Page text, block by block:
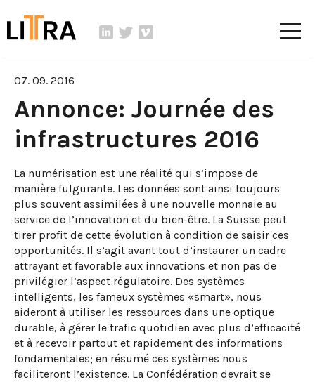
07. 09. 2016
Annonce: Journée des
infrastructures 2016
La numérisation est une réalité qui s’impose de
manière fulgurante. Les données sont ainsi toujours
plus souvent assimilées à une nouvelle monnaie au
service de l’innovation et du bien-être. La Suisse peut
tirer profit de cette évolution à condition de saisir ces
opportunités. Il s’agit avant tout d’instaurer un cadre
attrayant et favorable aux innovations et non pas de
privilégier l’aspect régulatoire. Des systèmes
intelligents, les fameux systèmes «smart», nous
aideront à utiliser les ressources dans une optique
durable, à gérer le trafic quotidien avec plus d’efficacité
et à recevoir partout et rapidement des informations
fondamentales; en résumé ces systèmes nous
faciliteront l’existence. La Confédération devrait se